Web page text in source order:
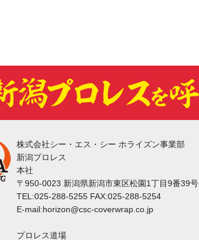
株式会社シー・エス・シー ホライズン事業部
新潟プロレス
本社
〒950-0023 新潟県新潟市東区松園1丁目9番39号
TEL:025-288-5255 FAX:025-288-5254
E-mail:horizon@csc-coverwrap.co.jp
プロレス道場